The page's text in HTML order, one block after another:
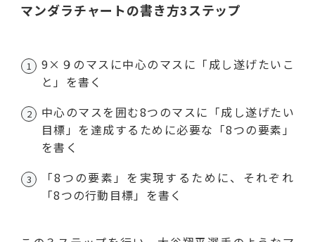
マンダラチャートの書き方3ステップ
9×９のマスに中心のマスに「成し遂げたいこ
と」を書く
中心のマスを囲む8つのマスに「成し遂げたい
目標」を達成するために必要な「8つの要素」
を書く
「8つの要素」を実現するために、それぞれ
「8つの行動目標」を書く